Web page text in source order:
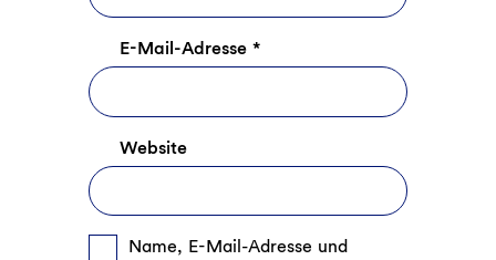
E-Mail-Adresse *
Website
Name, E-Mail-Adresse und